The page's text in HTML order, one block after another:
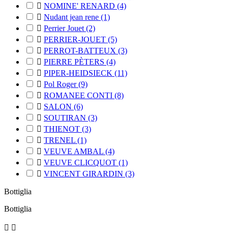
 NOMINE' RENARD (4)
 Nudant jean rene (1)
 Perrier Jouet (2)
 PERRIER-JOUET (5)
 PERROT-BATTEUX (3)
 PIERRE PÈTERS (4)
 PIPER-HEIDSIECK (11)
 Pol Roger(9)
 ROMANEE CONTI (8)
 SALON (6)
 SOUTIRAN (3)
 THIENOT (3)
 TRENEL (1)
 VEUVE AMBAL (4)
 VEUVE CLICQUOT (1)
 VINCENT GIRARDIN (3)
Bottiglia
Bottiglia
 